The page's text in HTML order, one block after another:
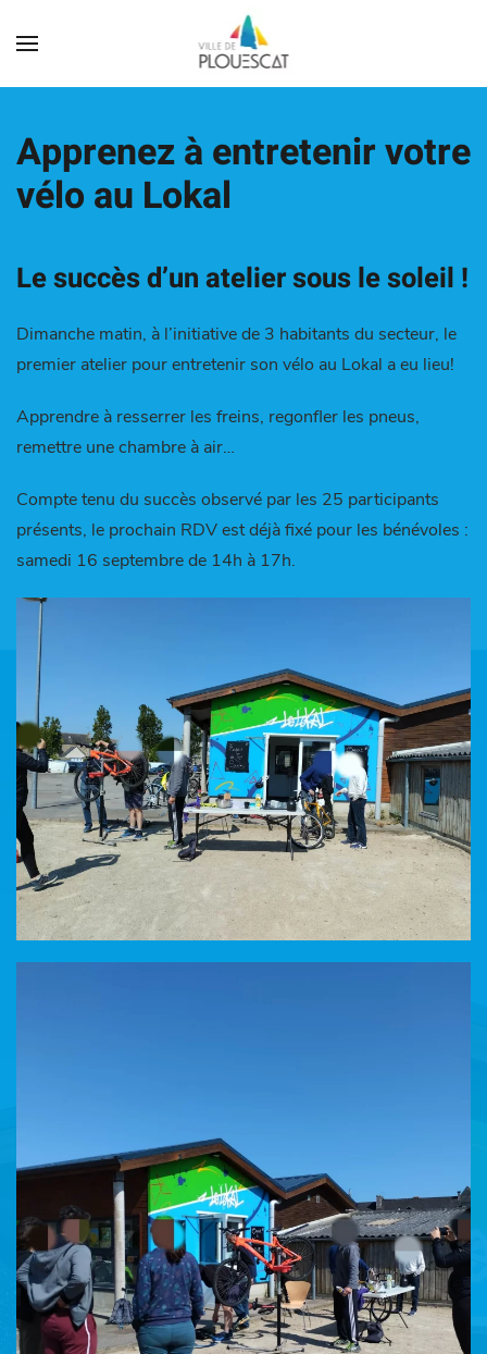
Apprenez à entretenir votre
vélo au Lokal
Le succès d’un atelier sous le soleil !
Dimanche matin, à l’initiative de 3 habitants du secteur, le
premier atelier pour entretenir son vélo au Lokal a eu lieu!
Apprendre à resserrer les freins, regonfler les pneus,
remettre une chambre à air…
Compte tenu du succès observé par les 25 participants
présents, le prochain RDV est déjà fixé pour les bénévoles :
samedi 16 septembre de 14h à 17h.